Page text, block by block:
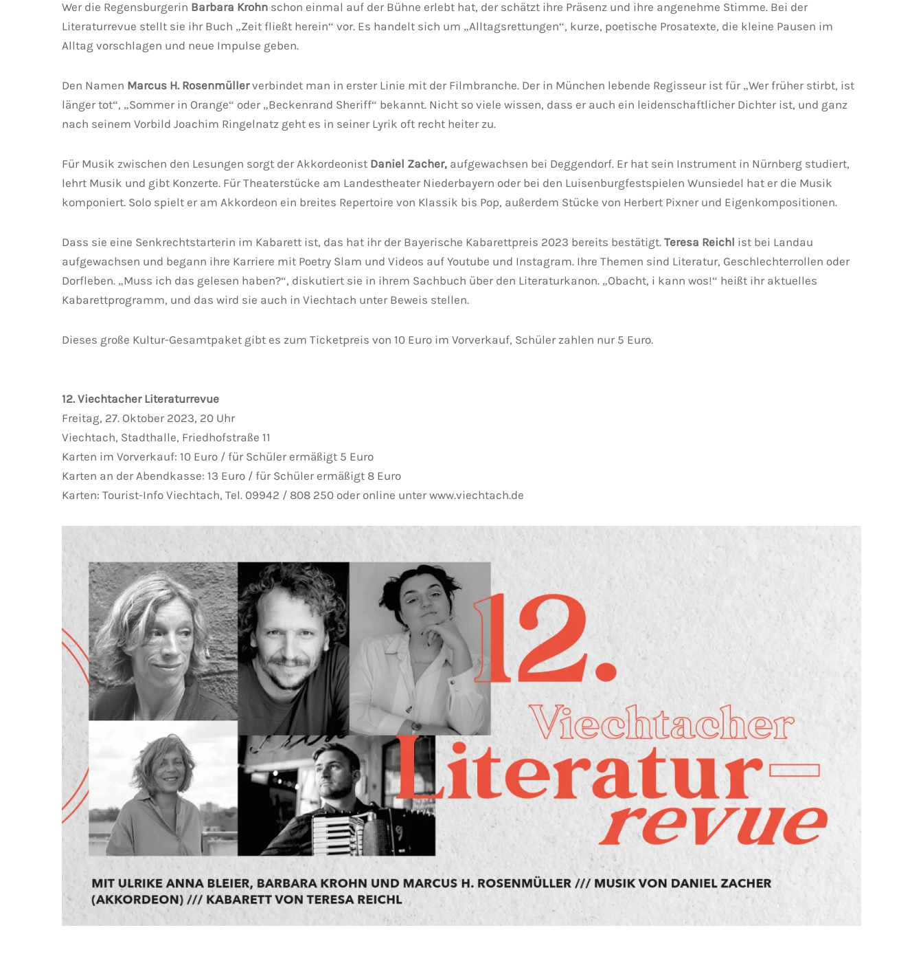
Wer die Regensburgerin Barbara Krohn schon einmal auf der Bühne erlebt hat, der schätzt ihre Präsenz und ihre angenehme Stimme. Bei der
Literaturrevue stellt sie ihr Buch „Zeit fließt herein“ vor. Es handelt sich um „Alltagsrettungen“, kurze, poetische Prosatexte, die kleine Pausen im
Alltag vorschlagen und neue Impulse geben.
Den Namen Marcus H. Rosenmüllerverbindet man in erster Linie mit der Filmbranche. Der in München lebende Regisseur ist für „Wer früher stirbt, ist
länger tot“, „Sommer in Orange“ oder „Beckenrand Sheriff“ bekannt. Nicht so viele wissen, dass er auch ein leidenschaftlicher Dichter ist, und ganz
nach seinem Vorbild Joachim Ringelnatz geht es in seiner Lyrik oft recht heiter zu.
Für Musik zwischen den Lesungen sorgt der Akkordeonist Daniel Zacher, aufgewachsen bei Deggendorf. Er hat sein Instrument in Nürnberg studiert,
lehrt Musik und gibt Konzerte. Für Theaterstücke am Landestheater Niederbayern oder bei den Luisenburgfestspielen Wunsiedel hat er die Musik
komponiert. Solo spielt er am Akkordeon ein breites Repertoire von Klassik bis Pop, außerdem Stücke von Herbert Pixner und Eigenkompositionen.
Dass sie eine Senkrechtstarterin im Kabarett ist, das hat ihr der Bayerische Kabarettpreis 2023 bereits bestätigt. Teresa Reichl ist bei Landau
aufgewachsen und begann ihre Karriere mit Poetry Slam und Videos auf Youtube und Instagram. Ihre Themen sind Literatur, Geschlechterrollen oder
Dorfleben. „Muss ich das gelesen haben?“, diskutiert sie in ihrem Sachbuch über den Literaturkanon. „Obacht, i kann wos!“ heißt ihr aktuelles
Kabarettprogramm, und das wird sie auch in Viechtach unter Beweis stellen.
Dieses große Kultur-Gesamtpaket gibt es zum Ticketpreis von 10 Euro im Vorverkauf, Schüler zahlen nur 5 Euro.
12. Viechtacher Literaturrevue
Freitag, 27. Oktober 2023, 20 Uhr
Viechtach, Stadthalle, Friedhofstraße 11
Karten im Vorverkauf: 10 Euro / für Schüler ermäßigt 5 Euro
Karten an der Abendkasse: 13 Euro / für Schüler ermäßigt 8 Euro
Karten: Tourist-Info Viechtach, Tel. 09942 / 808 250 oder online unter www.viechtach.de